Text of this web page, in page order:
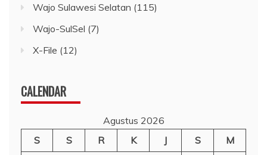
Wajo Sulawesi Selatan (115)
Wajo-SulSel (7)
X-File (12)
CALENDAR
Agustus 2026
S
S R K J S
M